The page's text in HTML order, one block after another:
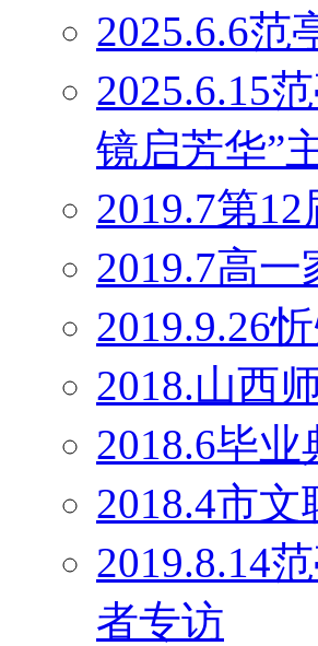
2025.6.6范
2025.6.15
镜启芳华”
2019.7第
2019.7高一
2019.9.26
2018.山西
2018.6毕业
2018.4市
2019.8.14
者专访